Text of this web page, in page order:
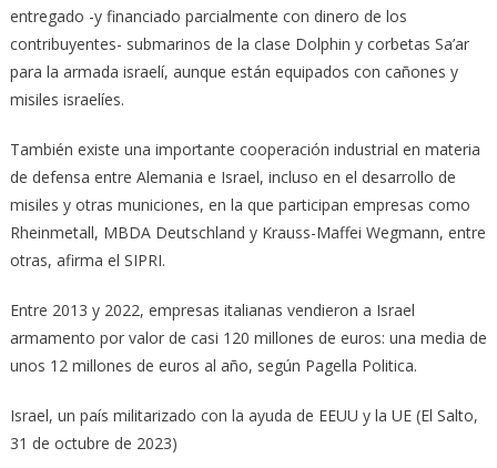
entregado -y financiado parcialmente con dinero de los
contribuyentes- submarinos de la clase Dolphin y corbetas Sa’ar
para la armada israelí, aunque están equipados con cañones y
misiles israelíes.
También existe una importante cooperación industrial en materia
de defensa entre Alemania e Israel, incluso en el desarrollo de
misiles y otras municiones, en la que participan empresas como
Rheinmetall, MBDA Deutschland y Krauss-Maffei Wegmann, entre
otras, afirma el SIPRI.
Entre 2013 y 2022, empresas italianas vendieron a Israel
armamento por valor de casi 120 millones de euros: una media de
unos 12 millones de euros al año, según Pagella Politica.
Israel, un país militarizado con la ayuda de EEUU y la UE (El Salto,
31 de octubre de 2023)